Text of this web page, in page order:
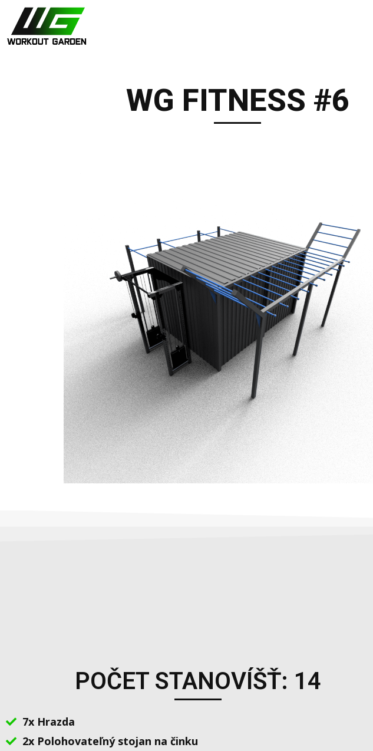
WG FITNESS #6
POČET STANOVÍŠŤ: 14
7x Hrazda
2x Polohovateľný stojan na činku